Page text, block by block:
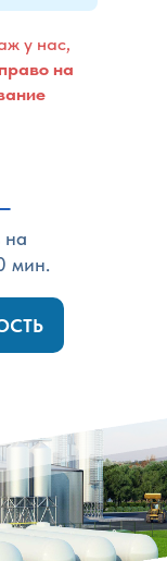
у нас,
на
на
мин.